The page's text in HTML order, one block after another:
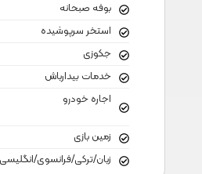
بوفه صبحانه
استخر سرپوشیده
جکوزی
خدمات بیدارباش
اجاره خودرو
زمین بازی
زبان/ترکی/فرانسوی/انگلیسی